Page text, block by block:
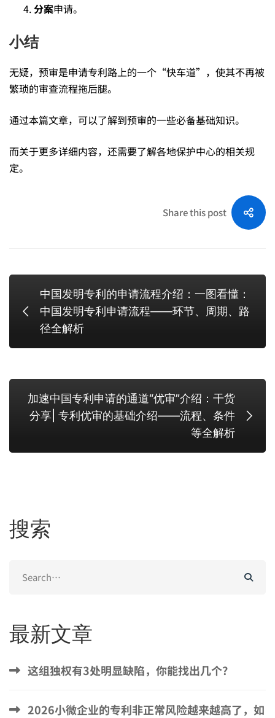
分案申请。
小结
无疑，预审是申请专利路上的一个“快车道”，使其不再被
繁琐的审查流程拖后腿。
通过本篇文章，可以了解到预审的一些必备基础知识。
而关于更多详细内容，还需要了解各地保护中心的相关规
定。
Share this post
中国发明专利的申请流程介绍：一图看懂：
中国发明专利申请流程——环节、周期、路
径全解析
加速中国专利申请的通道“优审”介绍：干货
分享| 专利优审的基础介绍——流程、条件
等全解析
搜索
for:
最新文章
这组独权有3处明显缺陷，你能找出几个？
2026小微企业的专利非正常风险越来越高了，如